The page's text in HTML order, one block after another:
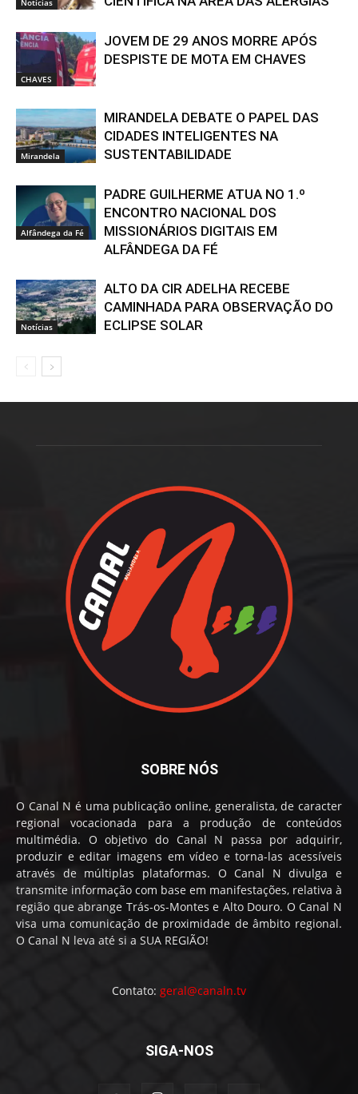
Notícias
CHAVES
JOVEM DE 29 ANOS MORRE APÓS
DESPISTE DE MOTA EM CHAVES
Mirandela
MIRANDELA DEBATE O PAPEL DAS
CIDADES INTELIGENTES NA
SUSTENTABILIDADE
Alfândega da Fé
PADRE GUILHERME ATUA NO 1.º
ENCONTRO NACIONAL DOS
MISSIONÁRIOS DIGITAIS EM
ALFÂNDEGA DA FÉ
Notícias
ALTO DA CIR ADELHA RECEBE
CAMINHADA PARA OBSERVAÇÃO DO
ECLIPSE SOLAR
SOBRE NÓS
O Canal N é uma publicação online, generalista, de caracter
regional vocacionada para a produção de conteúdos
multimédia. O objetivo do Canal N passa por adquirir,
produzir e editar imagens em vídeo e torna-las acessíveis
através de múltiplas plataformas. O Canal N divulga e
transmite informação com base em manifestações, relativa à
região que abrange Trás-os-Montes e Alto Douro. O Canal N
visa uma comunicação de proximidade de âmbito regional.
O Canal N leva até si a SUA REGIÃO!
Contato: geral@canaln.tv
SIGA-NOS